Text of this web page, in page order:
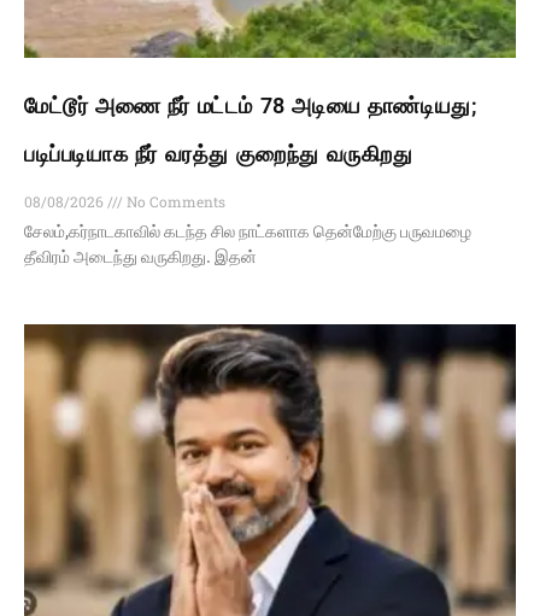
மேட்டூர் அணை நீர் மட்டம் 78 அடியை தாண்டியது;
படிப்படியாக நீர் வரத்து குறைந்து வருகிறது
08/08/2026
No Comments
சேலம்,கர்நாடகாவில் கடந்த சில நாட்களாக தென்மேற்கு பருவமழை
தீவிரம் அடைந்து வருகிறது. இதன்